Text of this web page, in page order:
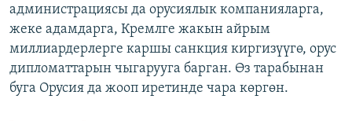
администрациясы да орусиялык компанияларга,
жеке адамдарга, Кремлге жакын айрым
миллиардерлерге каршы санкция киргизүүгө, орус
дипломаттарын чыгарууга барган. Өз тарабынан
буга Орусия да жооп иретинде чара көргөн.